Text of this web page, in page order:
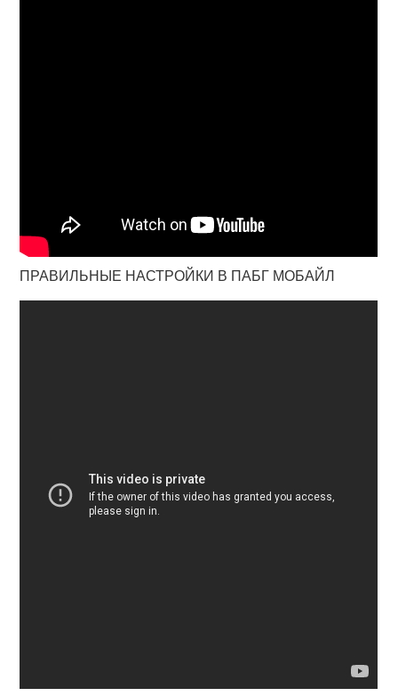
ПРАВИЛЬНЫЕ НАСТРОЙКИ В ПАБГ МОБАЙЛ